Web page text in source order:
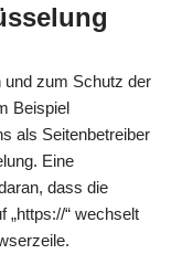
und zum Schutz der
Beispiel
als Seitenbetreiber
Eine
dass die
„https://“ wechselt